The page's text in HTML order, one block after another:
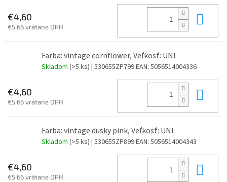
€4,60
€5,66 vrátane DPH
Farba: vintage cornflower, Veľkosť: UNI
Skladom (>5 ks) | 530655ZP799EAN: 5056514004336
€4,60
€5,66 vrátane DPH
Farba: vintage dusky pink, Veľkosť: UNI
Skladom (>5 ks) | 530655ZP899EAN: 5056514004343
€4,60
€5,66 vrátane DPH